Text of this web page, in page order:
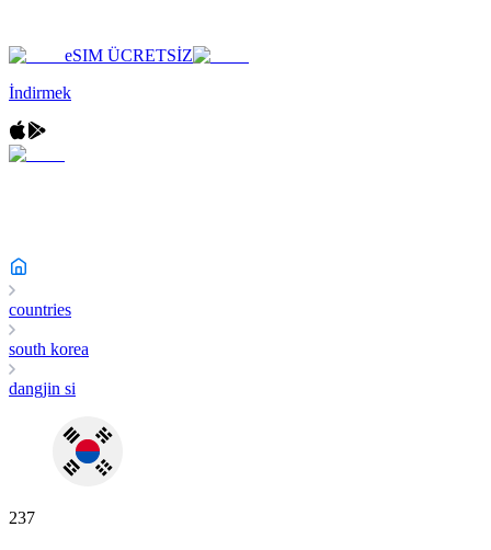
eSIM ÜCRETSİZ
İndirmek
countries
south korea
dangjin si
237